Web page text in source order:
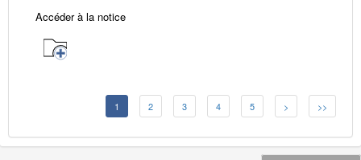
Accéder à la notice
1 2 3 4 5 > >>